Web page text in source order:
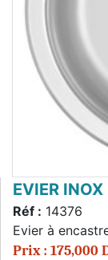
EVIER
Réf : 14376
Evier à
Prix : 175,000